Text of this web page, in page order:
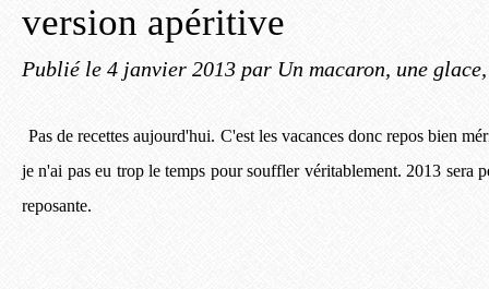
version apéritive
Publié le 4 janvier 2013 par Un macaron, une
Pas de recettes aujourd'hui. C'est les vacances donc repos bien
je n'ai pas eu trop le temps pour souffler véritablement. 2013 sera
reposante.